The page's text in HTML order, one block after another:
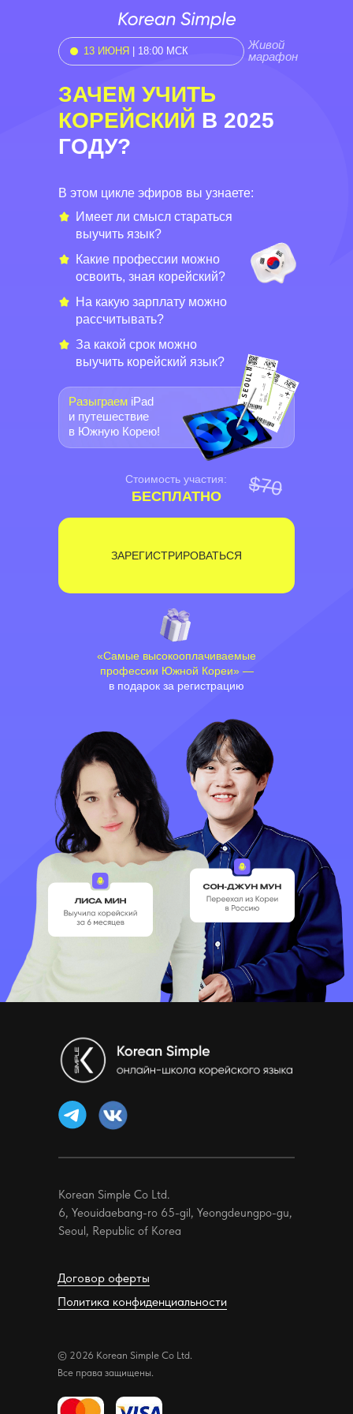
ЗАЧЕМ УЧИТЬ
КОРЕЙСКИЙ В 2025
ГОДУ?
13 ИЮНЯ | 18:00 МСК
Имеет ли смысл стараться
выучить язык?
Живой
марафон
Какие профессии можно
освоить, зная корейский?
На какую зарплату можно
рассчитывать?
За какой срок можно
выучить корейский язык?
Разыграем iPad
и путешествие
в Южную Корею!
В этом цикле эфиров вы узнаете:
«Самые высокооплачиваемые
профессии Южной Кореи» —
в подарок за регистрацию
БЕСПЛАТНО
Стоимость участия: $70
ЗАРЕГИСТРИРОВАТЬСЯ
Договор оферты
Политика конфиденциальности
© 2026 Korean Simple Co Ltd.
Все права защищены.
Korean Simple Co Ltd.
6, Yeouidaebang-ro 65-gil, Yeongdeungpo-gu,
Seoul, Republic of Korea